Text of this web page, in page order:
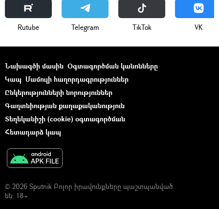
Rutube Telegram ТikТоk VK
Նախագծի մասին Օգտագործման կանոնները
Կապ Մամուլի հաղորդագրություններ
Ընկերությունների նորություններ
Գաղտնիության քաղաքականություն
Տեղեկանիշի (cookie) օգտագործման
Հետադարձ կապ
© 2026 Sputnik Բոլոր իրավունքները պաշտպանված
են. 18+